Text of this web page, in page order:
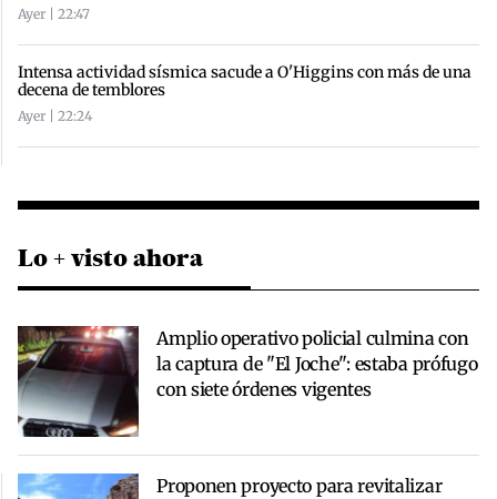
Ayer | 22:47
Intensa actividad sísmica sacude a O'Higgins con más de una
decena de temblores
Ayer | 22:24
Lo + visto ahora
Amplio operativo policial culmina con
la captura de "El Joche": estaba prófugo
con siete órdenes vigentes
Proponen proyecto para revitalizar